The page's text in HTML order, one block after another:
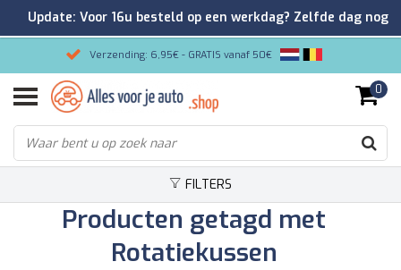
Verzending: 6,95€ - GRATIS vanaf 50€
Gemakkelijk bestellen/Veilig betalen
9.2/10 Klantenrating via Kiyoh!
0
FILTERS
Producten getagd met
Rotatiekussen
Update: Voor 16u besteld op een werkdag? Zelfde dag nog
verzonden!